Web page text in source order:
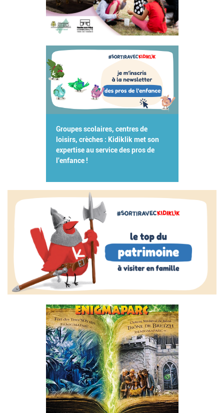
Groupes scolaires, centres de
loisirs, crèches : Kidiklik met son
expertise au service des pros de
l'enfance !